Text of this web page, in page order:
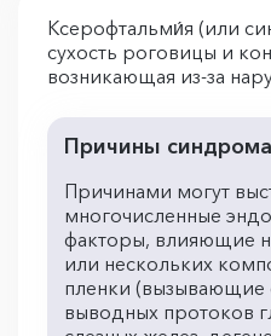
Ксерофтальми́я (или
сухость роговицы и
возникающая из-за
Причины синдрома
Причинами могут
многочисленные
факторы, влияющие
или нескольких
пленки (вызывающие
выводных протоков